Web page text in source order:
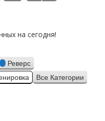
на сегодня!
Реверс
Все Категории